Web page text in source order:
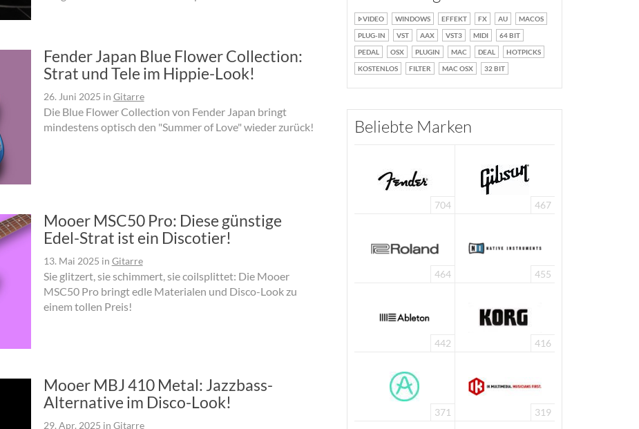
Fender Japan Blue Flower Collection:
Strat und Tele im Hippie-Look!
26. Juni 2025 in Gitarre
Die Blue Flower Collection von Fender Japan bringt
mindestens optisch den "Summer of Love" wieder zurück!
Mooer MSC50 Pro: Diese günstige
Edel-Strat ist ein Discotier!
13. Mai 2025 in Gitarre
Sie glitzert, sie schimmert, sie coilsplittet: Die Mooer
MSC50 Pro bringt edle Materialen und Disco-Look zu
einem tollen Preis!
Mooer MBJ 410 Metal: Jazzbass-
Alternative im Disco-Look!
29. Apr. 2025 in Gitarre
VIDEO WINDOWS EFFEKT FX AU
MACOS
PLUG-IN
VST AAX VST3 MIDI
64 BIT
PEDAL
OSX PLUGIN MAC DEAL
HOTPICKS
KOSTENLOS
FILTER MAC OSX 32 BIT
Beliebte Marken
704 467
464 455
442 416
371 319